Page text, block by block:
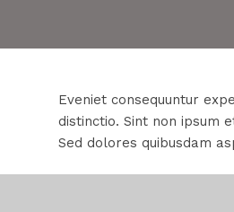
Eveniet consequuntur
distinctio. Sint non ipsum
Sed dolores quibusdam